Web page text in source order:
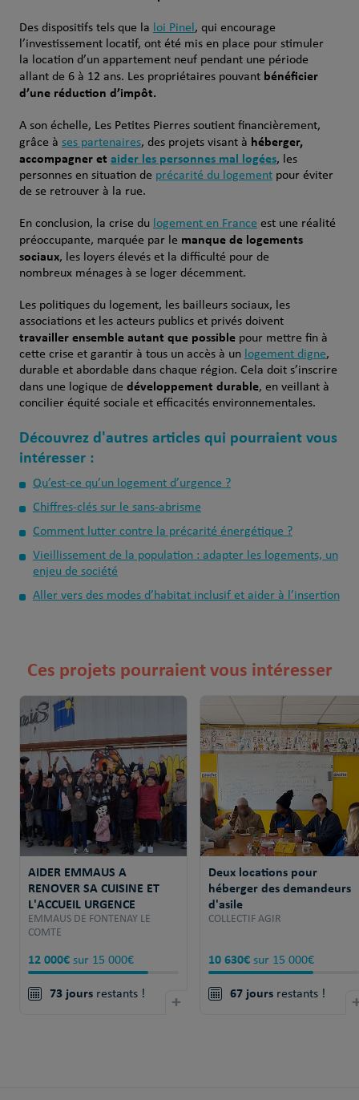
Des dispositifs tels que la loi Pinel , qui encourage
l’investissement locatif, ont été mis en place pour stimuler
la location d’un appartement neuf pendant une période
allant de 6 à 12 ans. Les propriétaires pouvant bénéficier
d’une réduction d’impôt.
A son échelle, Les Petites Pierres soutient financièrement,
grâce à ses partenaires, des projets visant à héberger,
accompagner et aider les personnes mal logées, les
personnes en situation de précarité du logementpour éviter
de se retrouver à la rue.
En conclusion, la crise du logement en France est une réalité
préoccupante, marquée par le manque de logements
sociaux, les loyers élevés et la difficulté pour de
nombreux ménages à se loger décemment.
Les politiques du logement, les bailleurs sociaux, les
associations et les acteurs publics et privés doivent
travailler ensemble autant que possiblepour mettre fin à
cette crise et garantir à tous un accès à un logement digne,
durable et abordable dans chaque région. Cela doit s’inscrire
dans une logique de développement durable, en veillant à
concilier équité sociale et efficacités environnementales.
Découvrez d'autres articles qui pourraient vous
intéresser :
Qu’est-ce qu’un logement d’urgence ?
Chiffres-clés sur le sans-abrisme
Comment lutter contre la précarité énergétique ?
Vieillissement de la population : adapter les logements, un
enjeu de société
Aller vers des modes d’habitat inclusif et aider à l’insertion
Ces projets pourraient vous intéresser
AIDER EMMAUS A
RENOVER SA CUISINE ET
L'ACCUEIL URGENCE
EMMAUS DE FONTENAY LE
COMTE
12 000€sur 15 000€
73 joursrestants ! +
Deux locations pour
héberger des demandeurs
d'asile
COLLECTIF AGIR
10 630€sur 15 000€
67 joursrestants !